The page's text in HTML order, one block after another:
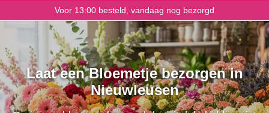
Voor 13:00 besteld, vandaag nog bezorgd
Laat een Bloemetje bezorgen in
Nieuwleusen